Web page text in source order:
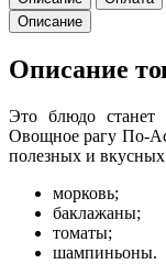
Описание
Описание
Это блюдо
Овощное рагу По-
полезных и
морковь;
баклажаны;
томаты;
шампиньоны.